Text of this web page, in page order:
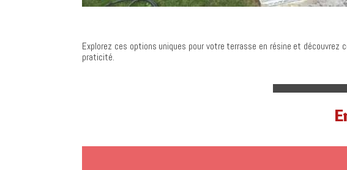
Explorez ces options uniques pour votre terrasse en résine et
praticité.